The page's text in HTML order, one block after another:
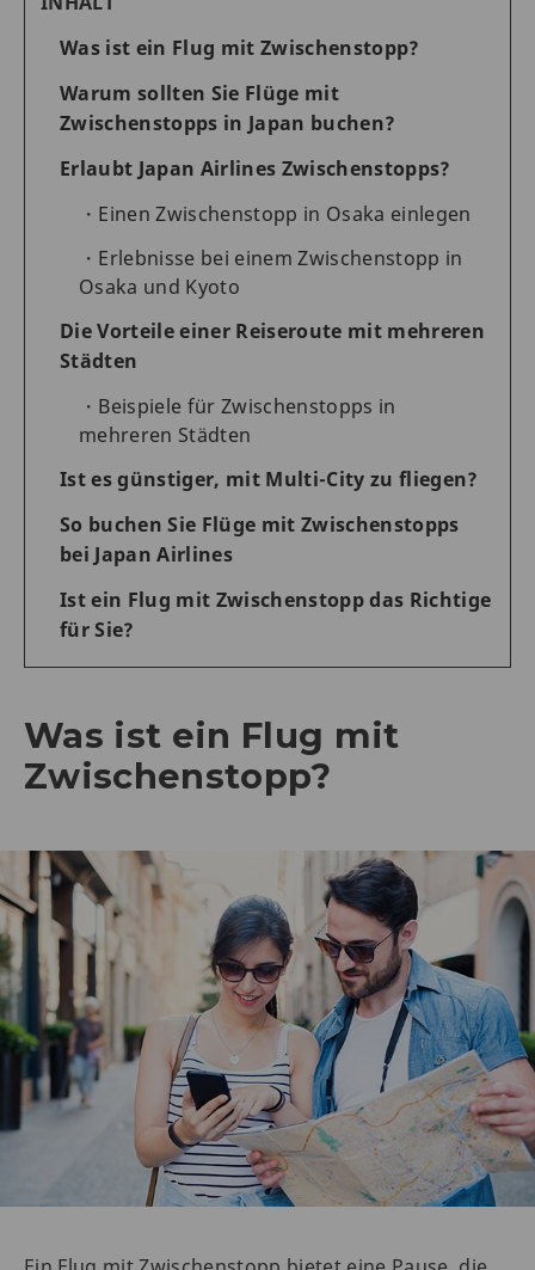
Was ist ein Flug mit Zwischenstopp?
Warum sollten Sie Flüge mit
Zwischenstopps in Japan buchen?
Erlaubt Japan Airlines Zwischenstopps?
Einen Zwischenstopp in Osaka einlegen
Erlebnisse bei einem Zwischenstopp in
Osaka und Kyoto
Die Vorteile einer Reiseroute mit mehreren
Städten
Beispiele für Zwischenstopps in
mehreren Städten
Ist es günstiger, mit Multi-City zu fliegen?
So buchen Sie Flüge mit Zwischenstopps
bei Japan Airlines
Ist ein Flug mit Zwischenstopp das Richtige
für Sie?
Was ist ein Flug mit
Zwischenstopp?